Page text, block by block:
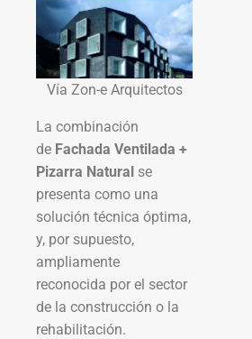
Vía Zon-e Arquitectos
La combinación
de Fachada Ventilada +
Pizarra Natural se
presenta como una
solución técnica óptima,
y, por supuesto,
ampliamente
reconocida por el sector
de la construcción o la
rehabilitación.